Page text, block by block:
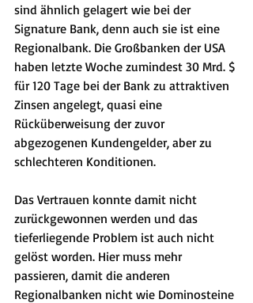
sind ähnlich gelagert wie bei der
Signature Bank, denn auch sie ist eine
Regionalbank. Die Großbanken der USA
haben letzte Woche zumindest 30 Mrd. $
für 120 Tage bei der Bank zu attraktiven
Zinsen angelegt, quasi eine
Rücküberweisung der zuvor
abgezogenen Kundengelder, aber zu
schlechteren Konditionen.
Das Vertrauen konnte damit nicht
zurückgewonnen werden und das
tieferliegende Problem ist auch nicht
gelöst worden. Hier muss mehr
passieren, damit die anderen
Regionalbanken nicht wie Dominosteine